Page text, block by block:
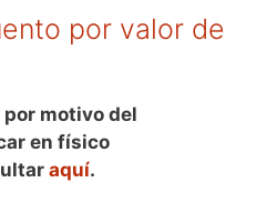
por valor de
motivo del
en físico
aquí.